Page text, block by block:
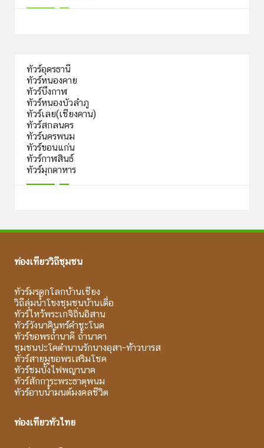
ทัวร์อุดรธานี
ทัวร์หนองคาย
ทัวร์บึงกาฬ
ทัวร์หนองบัวลำภู
ทัวร์เลย(เชียงคาน)
ทัวร์สกลนคร
ทัวร์นครพนม
ทัวร์ขอนแก่น
ทัวร์กาฬสินธ์
ทัวร์มุกดาหาร
ท่องเที่ยววิถีชุมชน
ทัวร์มรดกโลกบ้านเชียง
วิถีลุ่มน้ำโขงชุมชนบ้านเดื่อ
ทัวร์ไหว้พระเกจิถิ่นอิสาน
ทัวร์วังนาคินทร์คำชะโนด
ทัวร์ขอพรถ้ำนาคี ถ้ำนาคา
ชุมชนปะโคตำนานรักนางอุสา-ท้าวบารส
ทัวร์สายมูขอพรเสริมโชค
ทัวร์ชมบั้งไฟพญานาค
ทัวร์สักการะพระธาตุพนม
ทัวร์อาบน้ำมนต์มงคลชีวิต
ท่องเที่ยวทั่วไทย